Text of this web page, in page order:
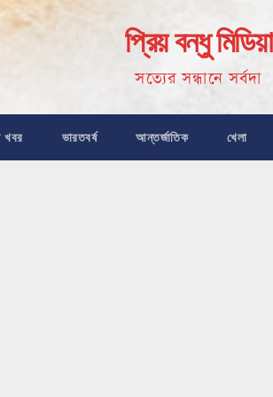
প্রিয় বন্ধু মিডিয়া
সত্যের সন্ধানে সর্বদা
খবর ভারতবর্ষ আন্তর্জাতিক খেলা